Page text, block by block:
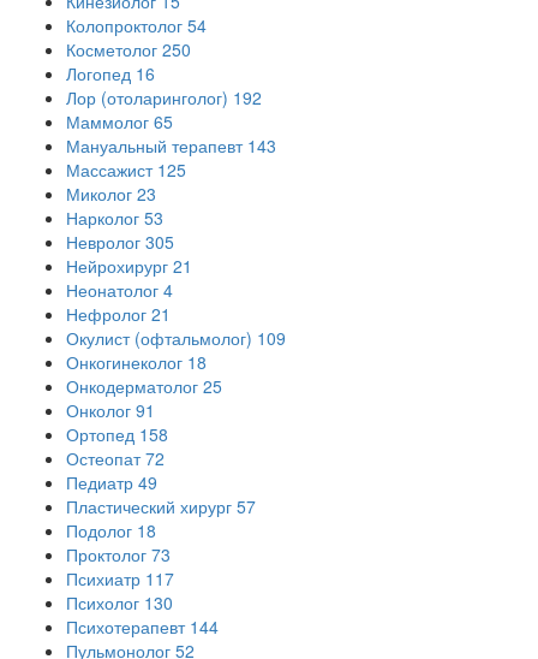
Колопроктолог 54
Косметолог 250
Логопед 16
Лор (отоларинголог) 192
Маммолог 65
Мануальный терапевт 143
Массажист 125
Миколог 23
Нарколог 53
Невролог 305
Нейрохирург 21
Неонатолог 4
Нефролог 21
Окулист (офтальмолог) 109
Онкогинеколог 18
Онкодерматолог 25
Онколог 91
Ортопед 158
Остеопат 72
Педиатр 49
Пластический хирург 57
Подолог 18
Проктолог 73
Психиатр 117
Психолог 130
Психотерапевт 144
Пульмонолог 52